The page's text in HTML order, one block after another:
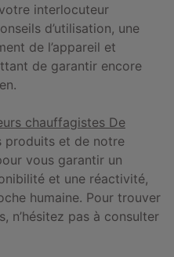
interlocuteur
d’utilisation, une
de l’appareil et
de garantir encore
chauffagistes De
produits et de notre
vous garantir un
et une réactivité,
humaine. Pour trouver
n’hésitez pas à consulter